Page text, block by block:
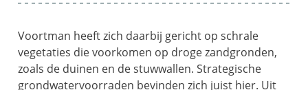
Voortman heeft zich daarbij gericht op schrale
vegetaties die voorkomen op droge zandgronden,
zoals de duinen en de stuwwallen. Strategische
grondwatervoorraden bevinden zich juist hier. Uit